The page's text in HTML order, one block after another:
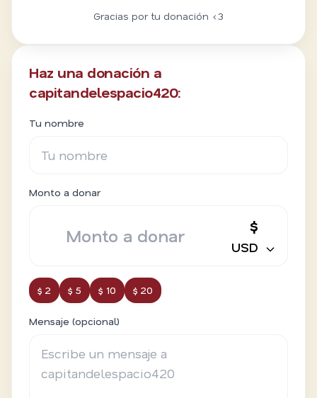
Gracias por tu donación <3
Haz una donación a
capitandelespacio420:
Tu nombre
Monto a donar
$
USD
$ 2 $ 5 $ 10 $ 20
Mensaje (opcional)